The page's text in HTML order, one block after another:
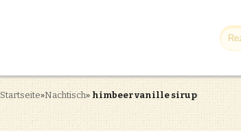
Startseite»Nachtisch»himbeer vanille sirup